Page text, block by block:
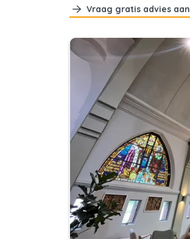
Vraag gratis advies aan